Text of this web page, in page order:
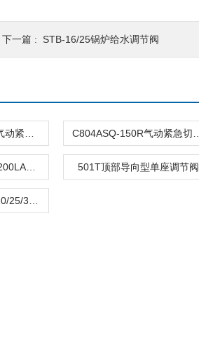
下一篇 : STB-16/25锅炉给水调节阀
501T顶部导向型单座调节阀